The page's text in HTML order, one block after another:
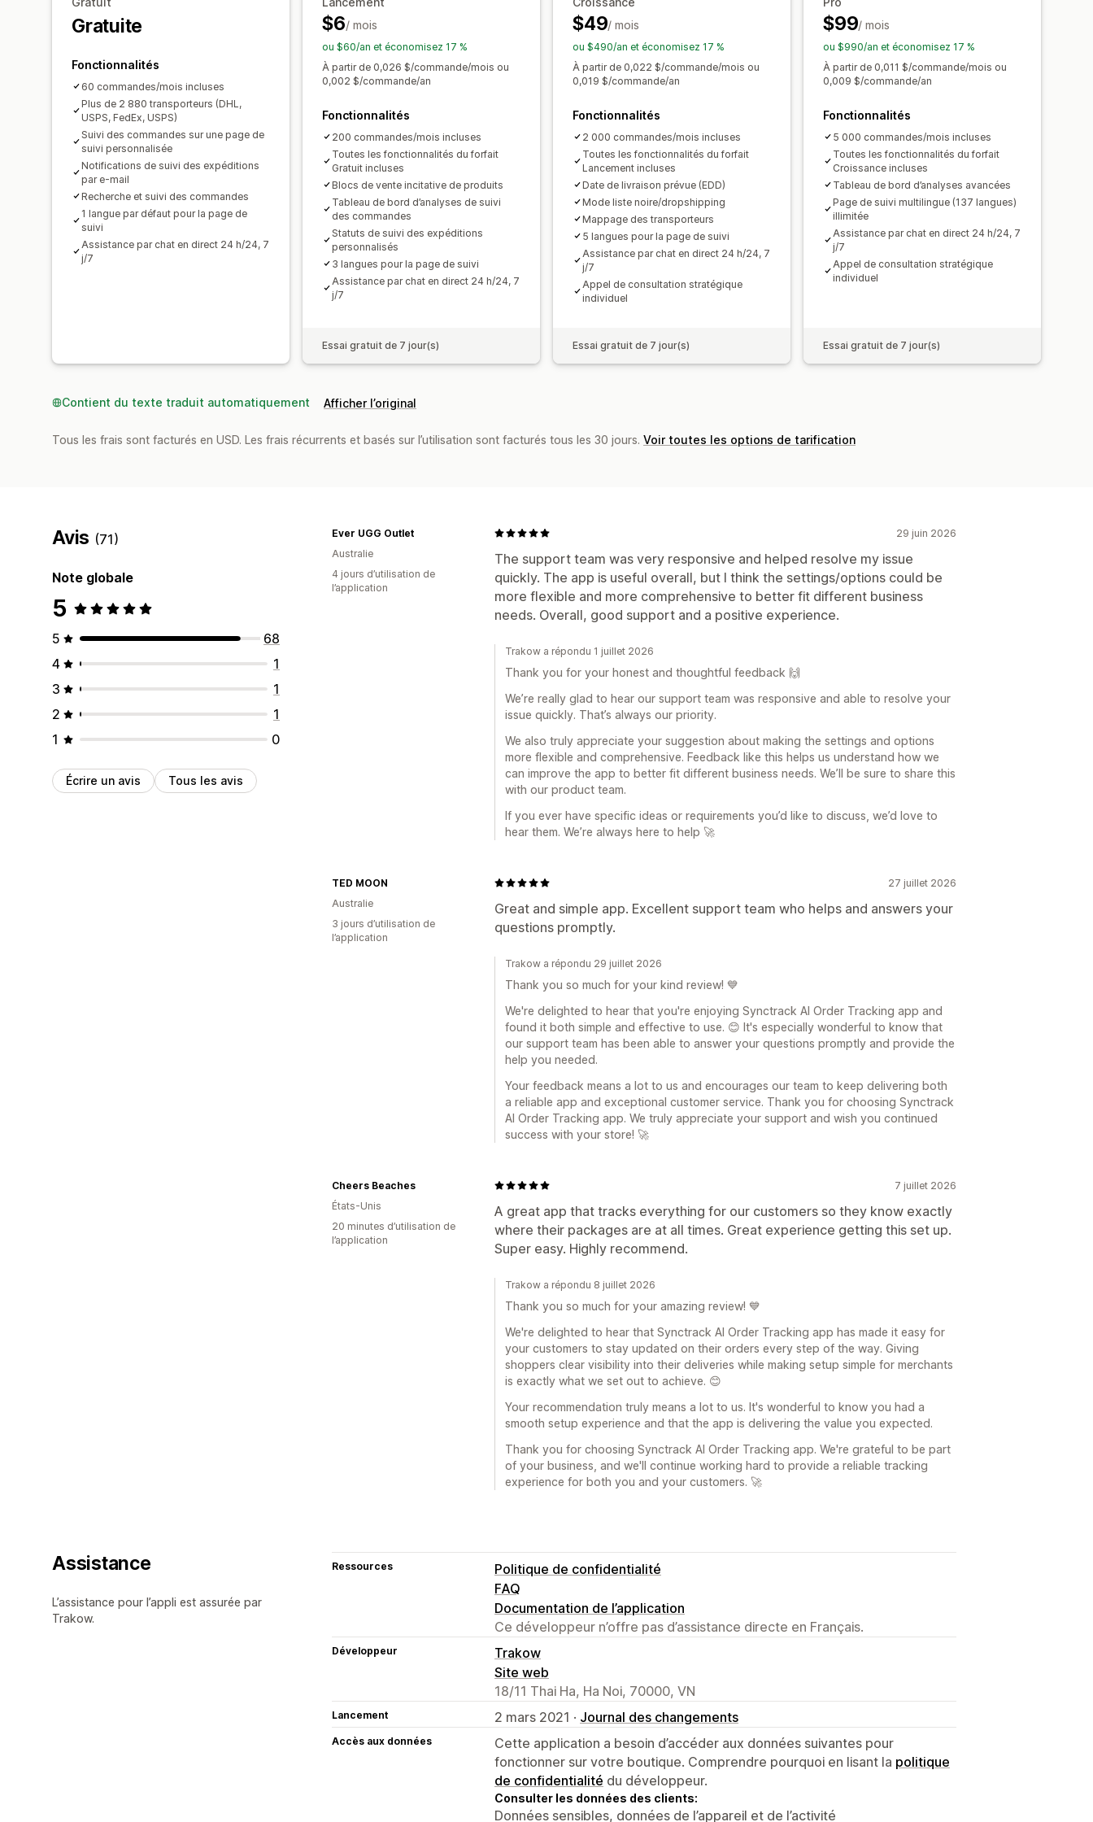
Gratuite
Fonctionnalités
60 commandes/mois incluses
Plus de 2 880 transporteurs (DHL,
USPS, FedEx, USPS)
Suivi des commandes sur une page de
suivi personnalisée
Notifications de suivi des expéditions
par e-mail
Recherche et suivi des commandes
1 langue par défaut pour la page de
suivi
Assistance par chat en direct 24 h/24, 7
j/7
$6/ mois
ou $60/an et économisez 17 %
À partir de 0,026 $/commande/mois ou
0,002 $/commande/an
Fonctionnalités
200 commandes/mois incluses
Toutes les fonctionnalités du forfait
Gratuit incluses
Blocs de vente incitative de produits
Tableau de bord d’analyses de suivi
des commandes
Statuts de suivi des expéditions
personnalisés
3 langues pour la page de suivi
Assistance par chat en direct 24 h/24, 7
j/7
Essai gratuit de 7 jour(s)
$49/ mois
ou $490/an et économisez 17 %
À partir de 0,022 $/commande/mois ou
0,019 $/commande/an
Fonctionnalités
2 000 commandes/mois incluses
Toutes les fonctionnalités du forfait
Lancement incluses
Date de livraison prévue (EDD)
Mode liste noire/dropshipping
Mappage des transporteurs
5 langues pour la page de suivi
Assistance par chat en direct 24 h/24, 7
j/7
Appel de consultation stratégique
individuel
Essai gratuit de 7 jour(s)
$99/ mois
ou $990/an et économisez 17 %
À partir de 0,011 $/commande/mois ou
0,009 $/commande/an
Fonctionnalités
5 000 commandes/mois incluses
Toutes les fonctionnalités du forfait
Croissance incluses
Tableau de bord d’analyses avancées
Page de suivi multilingue (137 langues)
illimitée
Assistance par chat en direct 24 h/24, 7
j/7
Appel de consultation stratégique
individuel
Essai gratuit de 7 jour(s)
Contient du texte traduit automatiquement Afficher l’original
Tous les frais sont facturés en USD. Les frais récurrents et basés sur l’utilisation sont facturés tous les 30 jours. Voir toutes les options de tarification
Avis (71)
Note globale
5
5
68
4
1
3
1
2
1
1
0
Écrire un avis Tous les avis
29 juin 2026
The support team was very responsive and helped resolve my issue
quickly. The app is useful overall, but I think the settings/options could be
more flexible and more comprehensive to better fit different business
needs. Overall, good support and a positive experience.
Ever UGG Outlet
Australie
4 jours d’utilisation de
l’application
Trakow a répondu 1 juillet 2026
Thank you for your honest and thoughtful feedback 🙌
We’re really glad to hear our support team was responsive and able to resolve your
issue quickly. That’s always our priority.
We also truly appreciate your suggestion about making the settings and options
more flexible and comprehensive. Feedback like this helps us understand how we
can improve the app to better fit different business needs. We’ll be sure to share this
with our product team.
If you ever have specific ideas or requirements you’d like to discuss, we’d love to
hear them. We’re always here to help 🚀
27 juillet 2026
Great and simple app. Excellent support team who helps and answers your
questions promptly.
TED MOON
Australie
3 jours d’utilisation de
l’application
Trakow a répondu 29 juillet 2026
Thank you so much for your kind review! 💙
We're delighted to hear that you're enjoying Synctrack AI Order Tracking app and
found it both simple and effective to use. 😊 It's especially wonderful to know that
our support team has been able to answer your questions promptly and provide the
help you needed.
Your feedback means a lot to us and encourages our team to keep delivering both
a reliable app and exceptional customer service. Thank you for choosing Synctrack
AI Order Tracking app. We truly appreciate your support and wish you continued
success with your store! 🚀
7 juillet 2026
A great app that tracks everything for our customers so they know exactly
where their packages are at all times. Great experience getting this set up.
Super easy. Highly recommend.
Cheers Beaches
États-Unis
20 minutes d’utilisation de
l’application
Trakow a répondu 8 juillet 2026
Thank you so much for your amazing review! 💙
We're delighted to hear that Synctrack AI Order Tracking app has made it easy for
your customers to stay updated on their orders every step of the way. Giving
shoppers clear visibility into their deliveries while making setup simple for merchants
is exactly what we set out to achieve. 😊
Your recommendation truly means a lot to us. It's wonderful to know you had a
smooth setup experience and that the app is delivering the value you expected.
Thank you for choosing Synctrack AI Order Tracking app. We're grateful to be part
of your business, and we'll continue working hard to provide a reliable tracking
experience for both you and your customers. 🚀
Assistance
L’assistance pour l’appli est assurée par
Trakow.
Ressources
Politique de confidentialité
FAQ
Documentation de l’application
Ce développeur n’offre pas d’assistance directe en Français.
Développeur
Trakow
Site web
18/11 Thai Ha, Ha Noi, 70000, VN
Lancement 2 mars 2021 · Journal des changements
Accès aux données
Cette application a besoin d’accéder aux données suivantes pour
fonctionner sur votre boutique. Comprendre pourquoi en lisant la politique
de confidentialité du développeur.
Consulter les données des clients:
Données sensibles, données de l’appareil et de l’activité